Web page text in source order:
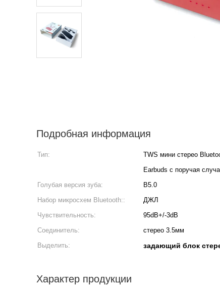
Подробная информация
Тип:
TWS мини стерео
Earbuds с поручая
Голубая версия зуба:
В5.0
Набор микросхем Bluetooth::
ДЖЛ
Чувствительность:
95dB+/-3dB
Соединитель:
стерео 3.5мм
Выделить:
задающий блок
Характер продукции